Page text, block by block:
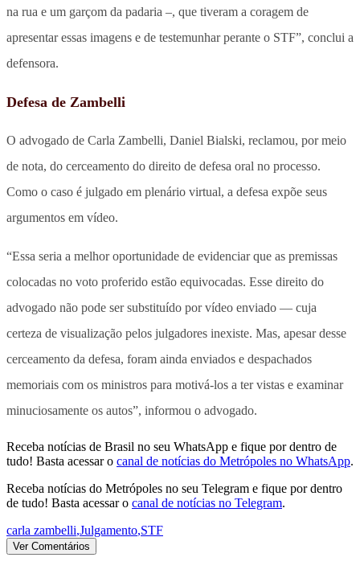
na rua e um garçom da padaria –, que tiveram a coragem de
apresentar essas imagens e de testemunhar perante o STF”, conclui a
defensora.
Defesa de Zambelli
O advogado de Carla Zambelli, Daniel Bialski, reclamou, por meio
de nota, do cerceamento do direito de defesa oral no processo.
Como o caso é julgado em plenário virtual, a defesa expõe seus
argumentos em vídeo.
“Essa seria a melhor oportunidade de evidenciar que as premissas
colocadas no voto proferido estão equivocadas. Esse direito do
advogado não pode ser substituído por vídeo enviado — cuja
certeza de visualização pelos julgadores inexiste. Mas, apesar desse
cerceamento da defesa, foram ainda enviados e despachados
memoriais com os ministros para motivá-los a ter vistas e examinar
minuciosamente os autos”, informou o advogado.
Receba notícias de Brasil no seu WhatsApp e fique por dentro de
tudo! Basta acessar o canal de notícias do Metrópoles no WhatsApp.
Receba notícias do Metrópoles no seu Telegram e fique por dentro
de tudo! Basta acessar o canal de notícias no Telegram.
carla zambelli,Julgamento,STF
Ver Comentários